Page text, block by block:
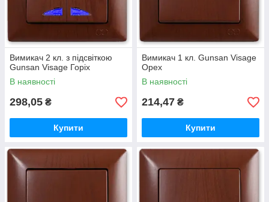
Вимикач 2 кл. з підсвіткою
Gunsan Visage Горіх
В наявності
298,05 ₴
Купити
Вимикач 1 кл. Gunsan Visage
Орех
В наявності
214,47 ₴
Купити